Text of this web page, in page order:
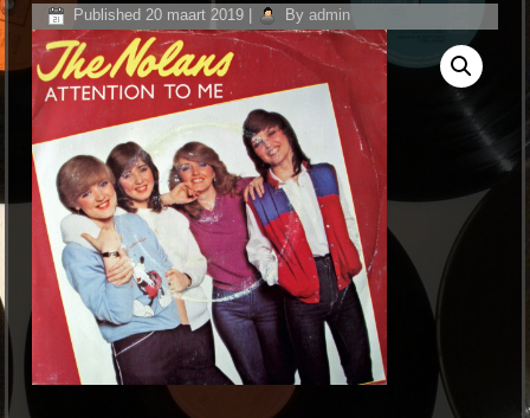
Published 20 maart 2019 By admin